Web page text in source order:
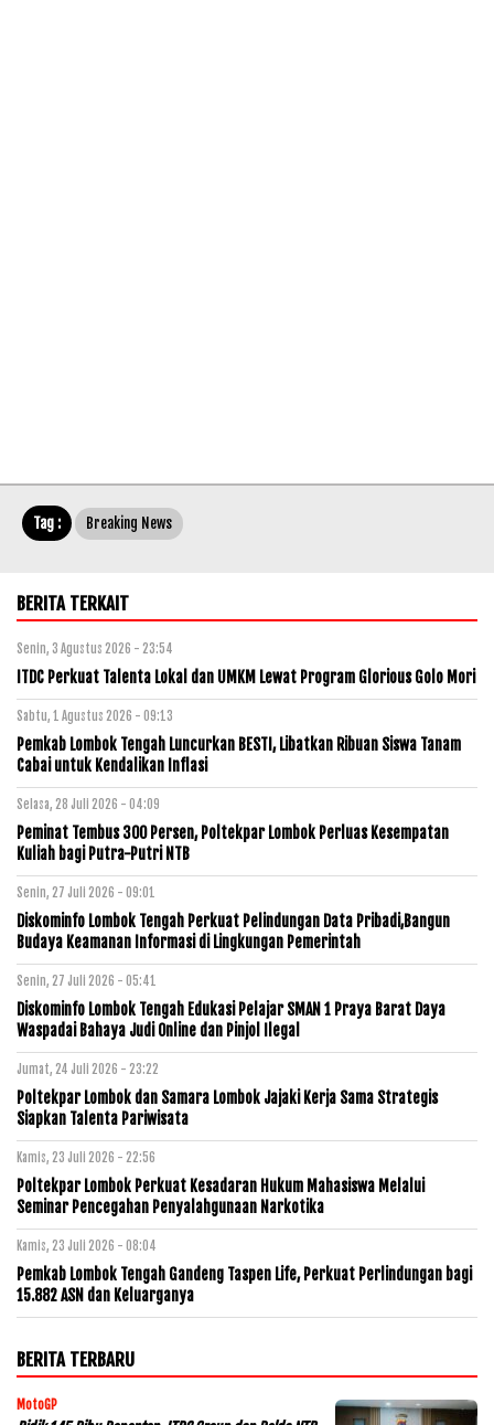
Tag : Breaking News
BERITA TERKAIT
Senin, 3 Agustus 2026 - 23:54
ITDC Perkuat Talenta Lokal dan UMKM Lewat Program Glorious Golo Mori
Sabtu, 1 Agustus 2026 - 09:13
Pemkab Lombok Tengah Luncurkan BESTI, Libatkan Ribuan Siswa Tanam
Cabai untuk Kendalikan Inflasi
Selasa, 28 Juli 2026 - 04:09
Peminat Tembus 300 Persen, Poltekpar Lombok Perluas Kesempatan
Kuliah bagi Putra-Putri NTB
Senin, 27 Juli 2026 - 09:01
Diskominfo Lombok Tengah Perkuat Pelindungan Data Pribadi,Bangun
Budaya Keamanan Informasi di Lingkungan Pemerintah
Senin, 27 Juli 2026 - 05:41
Diskominfo Lombok Tengah Edukasi Pelajar SMAN 1 Praya Barat Daya
Waspadai Bahaya Judi Online dan Pinjol Ilegal
Jumat, 24 Juli 2026 - 23:22
Poltekpar Lombok dan Samara Lombok Jajaki Kerja Sama Strategis
Siapkan Talenta Pariwisata
Kamis, 23 Juli 2026 - 22:56
Poltekpar Lombok Perkuat Kesadaran Hukum Mahasiswa Melalui
Seminar Pencegahan Penyalahgunaan Narkotika
Kamis, 23 Juli 2026 - 08:04
Pemkab Lombok Tengah Gandeng Taspen Life, Perkuat Perlindungan bagi
15.882 ASN dan Keluarganya
BERITA TERBARU
MotoGP